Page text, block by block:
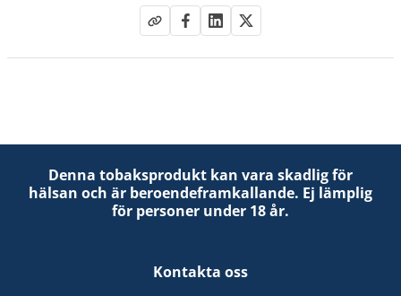
Denna tobaksprodukt kan vara skadlig för
hälsan och är beroendeframkallande. Ej lämplig
för personer under 18 år.
Kontakta oss